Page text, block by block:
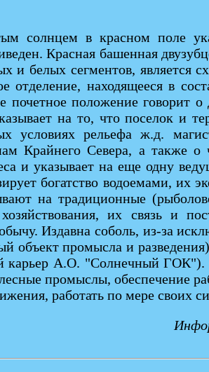
солнцем в красном поле
Красная башенная
и белых сегментов, является
отделение, находящееся в
почетное положение говорит
на то, что поселок и
условиях рельефа ж.д.
Крайнего Севера, а также о
и указывает на еще одну
богатство водоемами, их
на традиционные
их связь и
Издавна соболь, из-за
объект промысла и
карьер А.О. "Солнечный ГОК").
промыслы, обеспечение
работать по мере своих